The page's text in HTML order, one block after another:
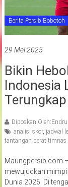
Berita Persib Bobotoh
29 Mei 2025
Bikin
Indonesia
Terungkap
Diposkan
analisi skor, jadwal
tantangan berat timnas
Maungpersib.com
mewujudkan
Dunia 2026. Di